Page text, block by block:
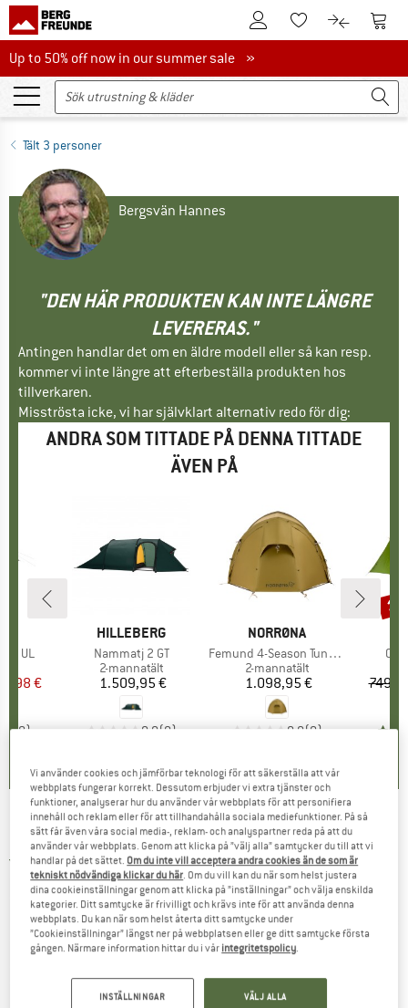
Till kundkontotTill minneslistan.
Till Till
Up to 50% off now in our summer sale
Up to 50% off now in our summer sale »
Tält 3 personer
Bergsvän Hannes
"DEN HÄR PRODUKTEN KAN INTE LÄNGRE
LEVERERAS."
Antingen handlar det om en äldre modell eller så kan resp.
kommer vi inte längre att efterbeställa produkten hos
tillverkaren.
Misströsta icke, vi har självklart alternativ redo för dig:
ANDRA SOM TITTADE PÅ DENNA TITTADE
ÄVEN PÅ
2P UL
pris
€
(8)
VARUMÄRKE
HILLEBERG
Produkter
Nammatj 2 GT
Produktgrupp
2-mannatält
Pris
1.509,95 €
0,0(0)
VARUMÄRKE
NORRØNA
Produkter
Femund 4-Season Tunnel Tent 2P
Produktgrupp
2-mannatält
Pris
1.098,95 €
0,0(0)
Rejka - Antao III - 3-mannatält
5,0(1)
Vi använder cookies och jämförbar teknologi för att säkerställa att vår
webbplats fungerar korrekt. Dessutom erbjuder vi extra tjänster och
funktioner, analyserar hur du använder vår webbplats för att personifiera
innehåll och reklam eller för att tillhandahålla sociala mediefunktioner. På så
sätt får även våra social media-, reklam- och analyspartner reda på att du
använder vår webbplats. Genom att klicka på ”välj alla” samtycker du till att vi
handlar på det sättet. Om du inte vill acceptera andra cookies än de som är
tekniskt nödvändiga klickar du här. Om du vill kan du när som helst justera
dina cookieinställningar genom att klicka på ”inställningar” och välja enskilda
kategorier. Ditt samtycke är frivilligt och krävs inte för att använda denna
webbplats. Du kan när som helst återta ditt samtycke under
”Cookieinställningar” längst ner på webbplatsen eller ge ditt samtycke första
gången. Närmare information hittar du i vår integritetspolicy.
INSTÄLLNINGAR VÄLJ ALLA